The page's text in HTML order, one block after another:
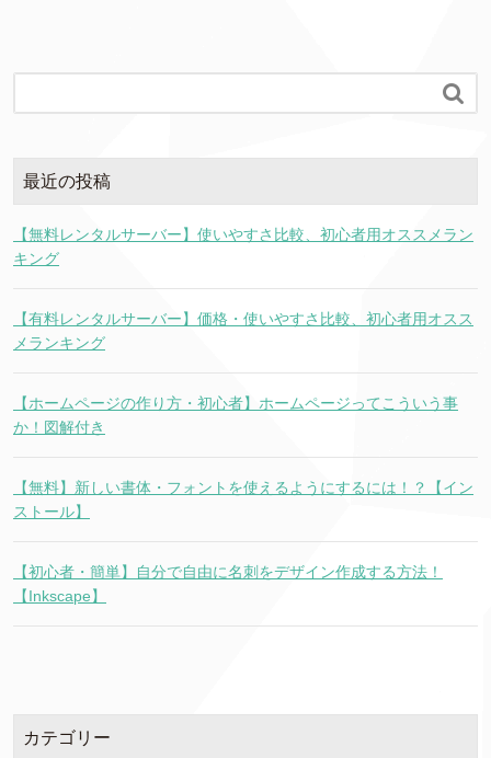

最近の投稿
【無料レンタルサーバー】使いやすさ比較、初心者用オススメラン
キング
【有料レンタルサーバー】価格・使いやすさ比較、初心者用オスス
メランキング
【ホームページの作り方・初心者】ホームページってこういう事
か！図解付き
【無料】新しい書体・フォントを使えるようにするには！？【イン
ストール】
【初心者・簡単】自分で自由に名刺をデザイン作成する方法！
【Inkscape】
カテゴリー